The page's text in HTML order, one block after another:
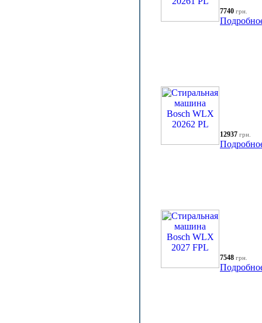
7740 грн.
12937 грн.
7548 грн.